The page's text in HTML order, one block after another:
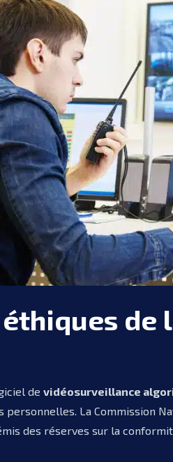
de
devidéosurveillance
La Commission
des réserves sur la